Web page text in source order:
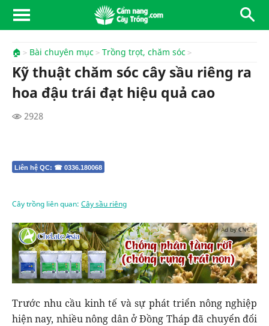
🏠 Bài chuyên mục Trồng trọt, chăm sóc
Kỹ thuật chăm sóc cây sầu riêng ra
hoa đậu trái đạt hiệu quả cao
2928
Liên hệ QC: ☎ 0336.180068
Cây trồng liên quan: Cây sầu riêng
Ad by CNCT
Trước nhu cầu kinh tế và sự phát triển nông nghiệp
hiện nay, nhiều nông dân ở Đồng Tháp đã chuyển đổi